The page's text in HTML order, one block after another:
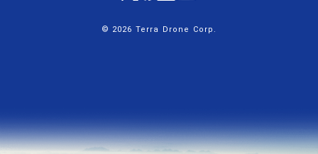
© 2026 Terra Drone Corp.